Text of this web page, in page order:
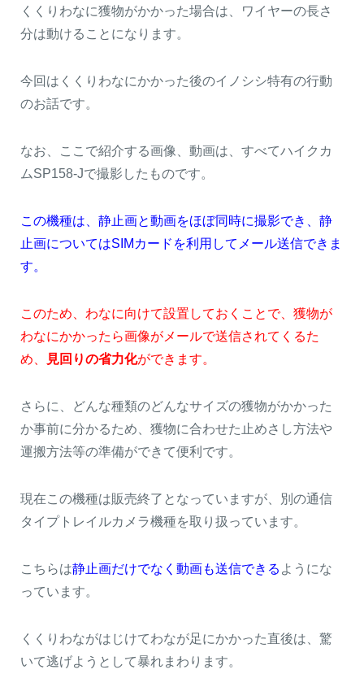
くくりわなに獲物がかかった場合は、ワイヤーの長さ
分は動けることになります。
今回はくくりわなにかかった後のイノシシ特有の行動
のお話です。
なお、ここで紹介する画像、動画は、すべてハイクカ
ムSP158-Jで撮影したものです。
この機種は、静止画と動画をほぼ同時に撮影でき、静
止画についてはSIMカードを利用してメール送信できま
す。
このため、わなに向けて設置しておくことで、獲物が
わなにかかったら画像がメールで送信されてくるた
め、
見回りの省力化ができます。
さらに、どんな種類のどんなサイズの獲物がかかった
か事前に分かるため、獲物に合わせた止めさし方法や
運搬方法等の準備ができて便利です。
現在この機種は販売終了となっていますが、別の通信
タイプトレイルカメラ機種を取り扱っています。
こちらは静止画だけでなく動画も送信できる ようにな
っています。
くくりわながはじけてわなが足にかかった直後は、驚
いて逃げようとして暴れまわります。